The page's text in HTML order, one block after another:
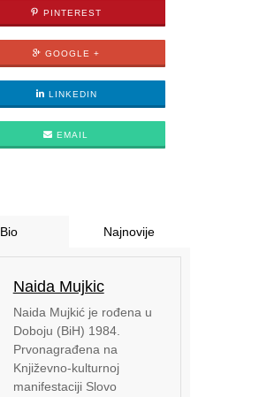
PINTEREST
GOOGLE +
LINKEDIN
EMAIL
Bio Najnovije
Naida Mujkic
Naida Mujkić je rođena u
Doboju (BiH) 1984.
Prvonagrađena na
Književno-kulturnoj
manifestaciji Slovo